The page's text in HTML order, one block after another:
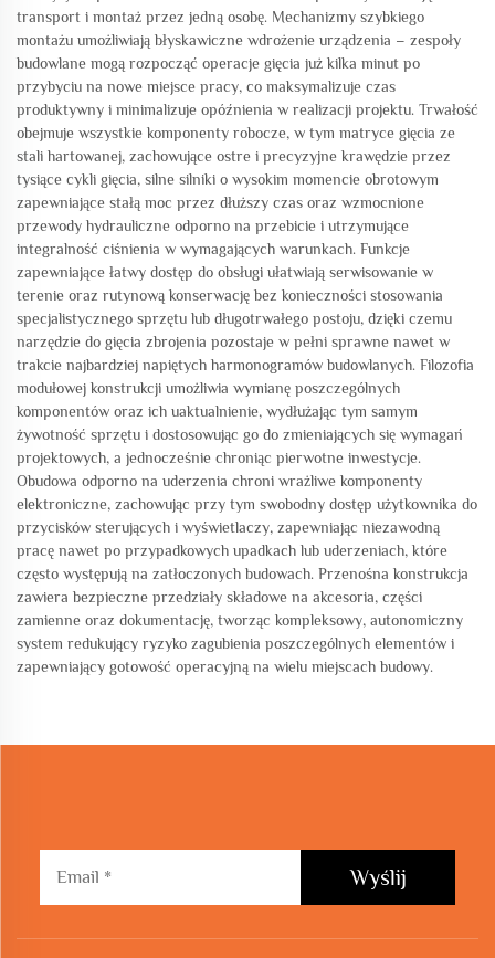
transport i montaż przez jedną osobę. Mechanizmy szybkiego
montażu umożliwiają błyskawiczne wdrożenie urządzenia – zespoły
budowlane mogą rozpocząć operacje gięcia już kilka minut po
przybyciu na nowe miejsce pracy, co maksymalizuje czas
produktywny i minimalizuje opóźnienia w realizacji projektu. Trwałość
obejmuje wszystkie komponenty robocze, w tym matryce gięcia ze
stali hartowanej, zachowujące ostre i precyzyjne krawędzie przez
tysiące cykli gięcia, silne silniki o wysokim momencie obrotowym
zapewniające stałą moc przez dłuższy czas oraz wzmocnione
przewody hydrauliczne odporno na przebicie i utrzymujące
integralność ciśnienia w wymagających warunkach. Funkcje
zapewniające łatwy dostęp do obsługi ułatwiają serwisowanie w
terenie oraz rutynową konserwację bez konieczności stosowania
specjalistycznego sprzętu lub długotrwałego postoju, dzięki czemu
narzędzie do gięcia zbrojenia pozostaje w pełni sprawne nawet w
trakcie najbardziej napiętych harmonogramów budowlanych. Filozofia
modułowej konstrukcji umożliwia wymianę poszczególnych
komponentów oraz ich uaktualnienie, wydłużając tym samym
żywotność sprzętu i dostosowując go do zmieniających się wymagań
projektowych, a jednocześnie chroniąc pierwotne inwestycje.
Obudowa odporno na uderzenia chroni wrażliwe komponenty
elektroniczne, zachowując przy tym swobodny dostęp użytkownika do
przycisków sterujących i wyświetlaczy, zapewniając niezawodną
pracę nawet po przypadkowych upadkach lub uderzeniach, które
często występują na zatłoczonych budowach. Przenośna konstrukcja
zawiera bezpieczne przedziały składowe na akcesoria, części
zamienne oraz dokumentację, tworząc kompleksowy, autonomiczny
system redukujący ryzyko zagubienia poszczególnych elementów i
zapewniający gotowość operacyjną na wielu miejscach budowy.
Wyślij